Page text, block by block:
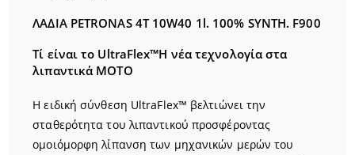
ΛΑΔΙΑ PETRONAS 4T 10W40 1l. 100% SYNTH. F900
Τί είναι το UltraFlex™Η νέα τεχνολογία στα
λιπαντικά ΜΟΤΟ
Η ειδική σύνθεση UltraFlex™ βελτιώνει την
σταθερότητα του λιπαντικού προσφέροντας
ομοιόμορφη λίπανση των μηχανικών μερών του